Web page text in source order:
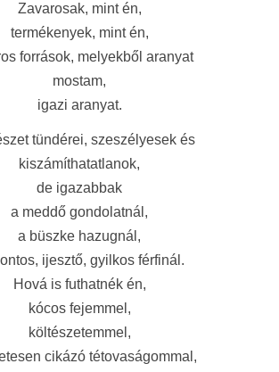
Zavarosak, mint én,
termékenyek, mint én,
források, melyekből aranyat
mostam,
igazi aranyat.
tündérei, szeszélyesek és
kiszámíthatatlanok,
de igazabbak
a meddő gondolatnál,
a büszke hazugnál,
ijesztő, gyilkos férfinál.
Hová is futhatnék én,
kócos fejemmel,
költészetemmel,
cikázó tétovaságommal,